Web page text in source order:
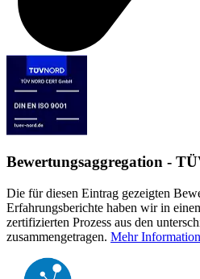
Bewertungsaggregation -
Die für diesen Eintrag gezeigten
Erfahrungsberichte haben wir in
zertifizierten Prozess aus den
zusammengetragen. Mehr